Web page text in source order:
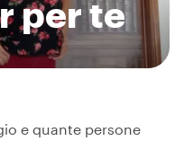
per te
e quante persone